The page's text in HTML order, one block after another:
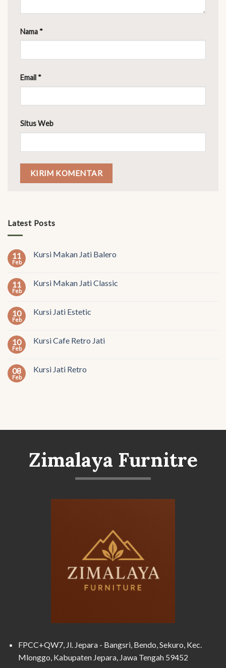
Nama *
Email *
Situs Web
Latest Posts
11
Feb
Kursi Makan Jati Balero
11
Feb
Kursi Makan Jati Classic
10
Feb
Kursi Jati Estetic
10
Feb
Kursi Cafe Retro Jati
08
Feb
Kursi Jati Retro
Zimalaya Furnitre
FPCC+QW7, Jl. Jepara - Bangsri, Bendo, Sekuro, Kec.
Mlonggo, Kabupaten Jepara, Jawa Tengah 59452